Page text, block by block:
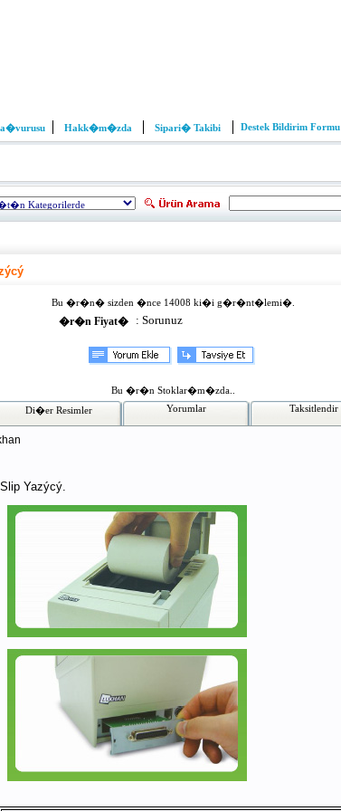
Hakk�m�zda Sipari� Takibi Destek Bildirim Formu
Bu �r�n� sizden �nce 14008 ki�i g�r�nt�lemi�.
�r�n Fiyat� : Sorunuz
Bu �r�n Stoklar�m�zda..
Di�er Resimler Yorumlar Taksitlendir
Yazýcý.